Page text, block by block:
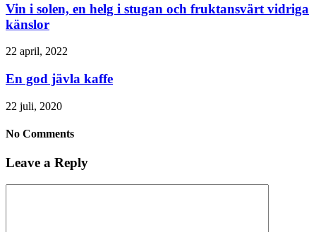
Vin i solen, en helg i stugan och fruktansvärt vidriga
känslor
22 april, 2022
En god jävla kaffe
22 juli, 2020
No Comments
Leave a Reply